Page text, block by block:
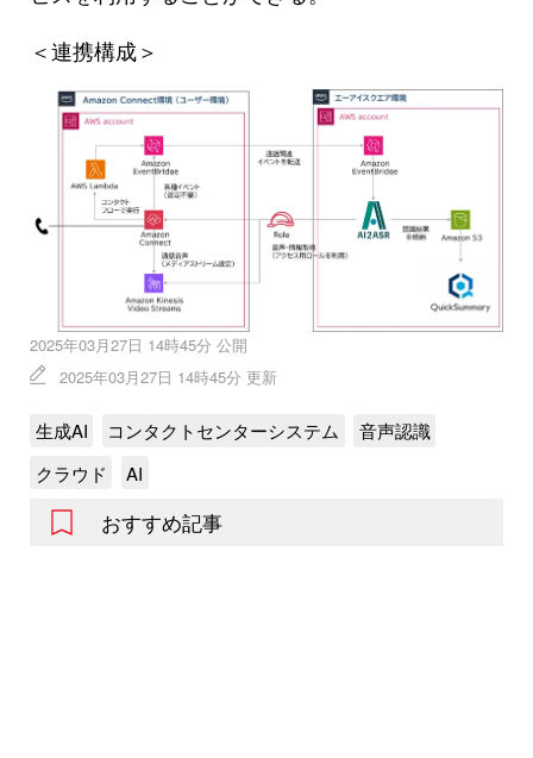
＜連携構成＞
2025年03月27日 14時45分 公開
2025年03月27日 14時45分 更新
生成AI コンタクトセンターシステム
音声認識
クラウド
AI
おすすめ記事